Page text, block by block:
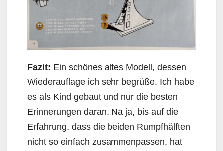
Fazit: Ein schönes altes Modell, dessen
Wiederauflage ich sehr begrüße. Ich habe
es als Kind gebaut und nur die besten
Erinnerungen daran. Na ja, bis auf die
Erfahrung, dass die beiden Rumpfhälften
nicht so einfach zusammenpassen, hat